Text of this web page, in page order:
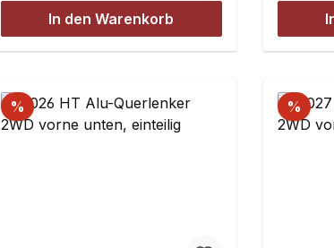
In den Warenkorb
% %